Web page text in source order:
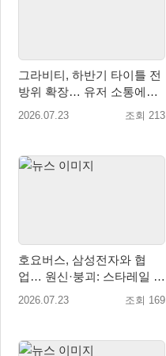
그라비티, 하반기 타이틀 전
방위 확장… 유저 소통에도
적극 행보!
2026.07.23 조회 213
호요버스, 삼성전자와 협
업… 원신·붕괴: 스타레일 갤
럭시 테마 출시
2026.07.23 조회 169